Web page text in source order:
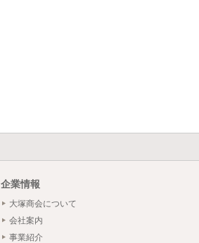
企業情報
大塚商会について
会社案内
事業紹介